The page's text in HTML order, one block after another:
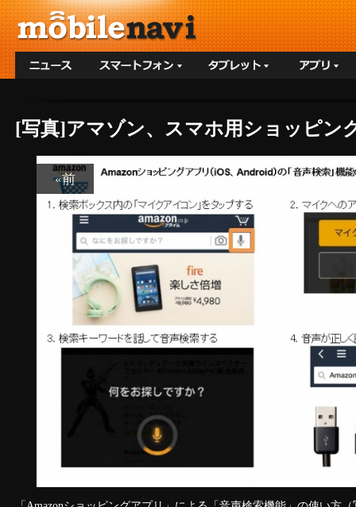
[写真]アマゾン、スマホ用ショッピン
«前